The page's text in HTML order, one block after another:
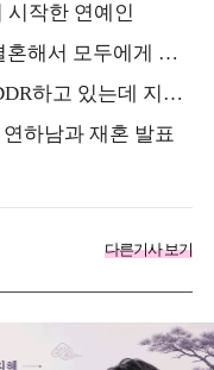
시작한 연예인
해서 모두에게 의
하고 있는데 지나
하남과 재혼 발표
다른기사 보기